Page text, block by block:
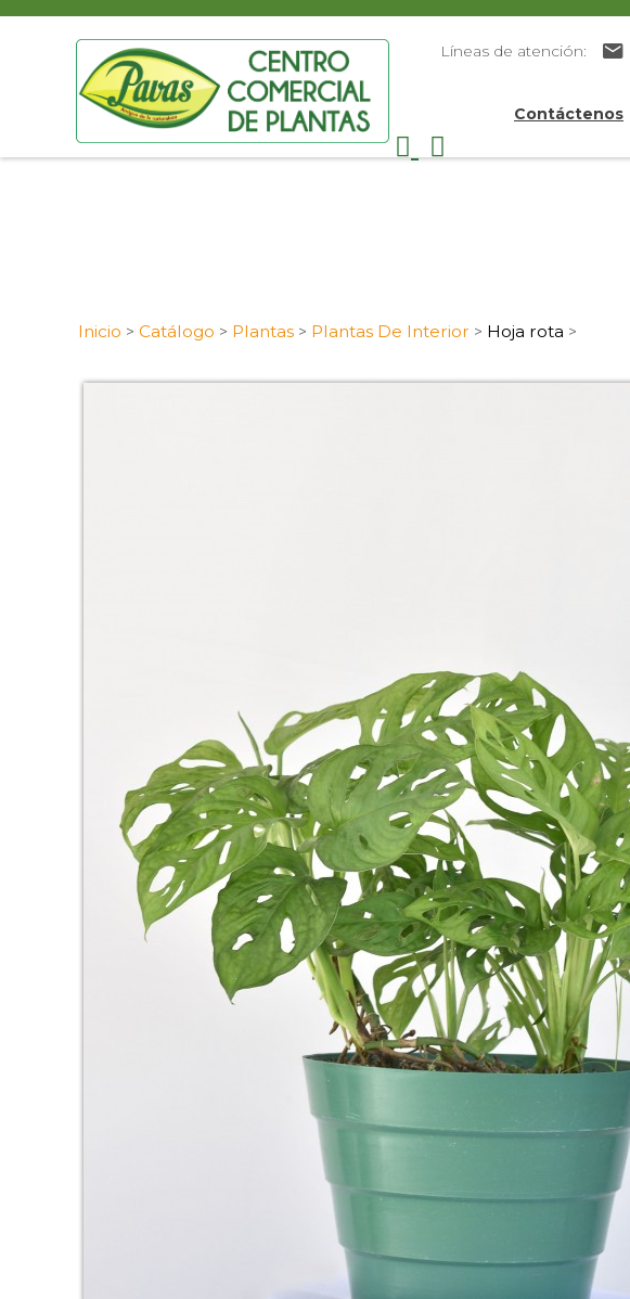
Líneas de atención:
Contáctenos
Inicio > Catálogo > Plantas > Plantas De Interior > Hoja rota >